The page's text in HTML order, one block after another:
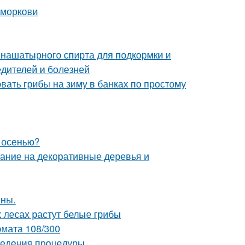
спирта для подкормки и
и болезней
грибы на зиму в банках по простому
на декоративные деревья и
растут белые грибы
108/300